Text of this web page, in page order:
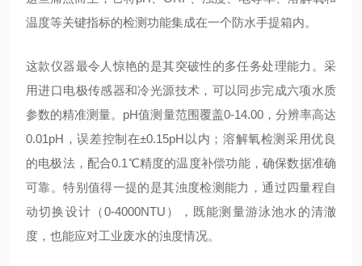
温度等关键指标的检测功能集成在一个防水手提箱内。
这款仪器最令人惊艳的是其突破性的多任务处理能力。采
用进口电极传感器和冷光源技术，可以同步完成六项水质
参数的精准测量。pH值测量范围覆盖0-14.00，分辨率高达
0.01pH，误差控制在±0.15pH以内；溶解氧检测采用优良
的电极法，配合0.1℃精度的温度补偿功能，确保数据准确
可靠。特别值得一提的是其浊度检测能力，通过四量程自
动切换设计（0-4000NTU），既能测量游泳池水的清澈
度，也能应对工业废水的浊度情况。